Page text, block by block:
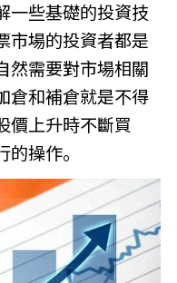
一些基礎的投資技
市場的投資者都是
然需要對市場相關
倉和補倉就是不得
價上升時不斷買
操作。